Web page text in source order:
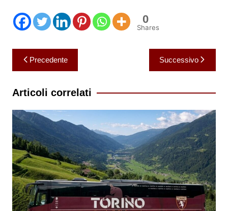
0
Shares
Navigazione
articoli
Precedente Successivo
Articoli correlati